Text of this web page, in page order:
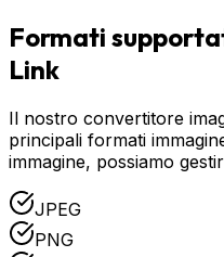
Formati
Link
Il nostro convertitore
principali formati
immagine, possiamo
JPEG
PNG